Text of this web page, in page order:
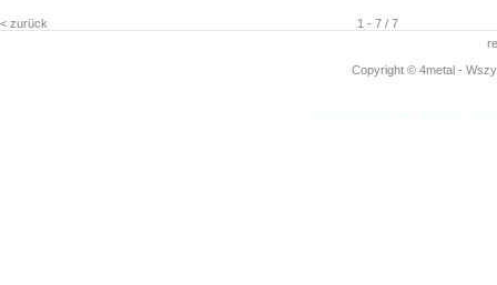
< zurück
1 - 7 / 7
Copyright © 4metal -